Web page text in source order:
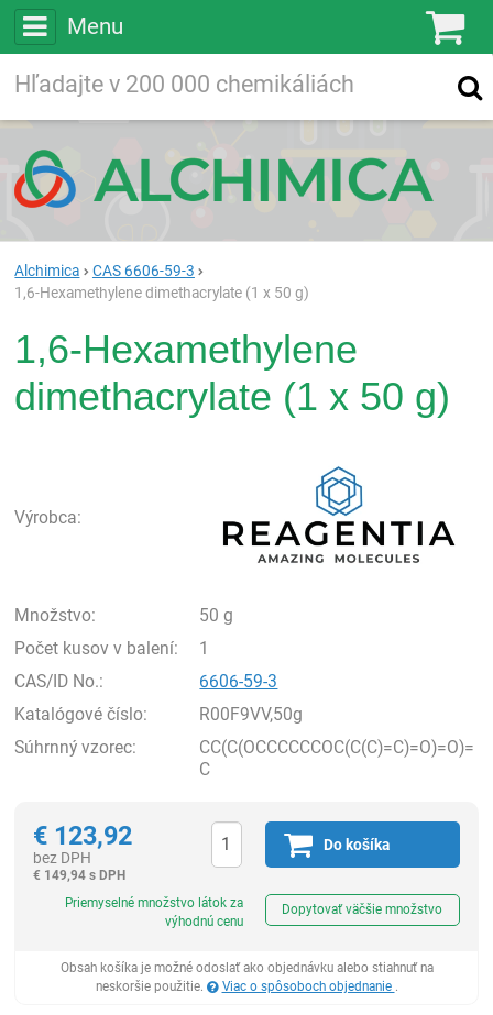
Menu
Vyhľadávanie
Alchimica
CAS 6606-59-3
1,6-Hexamethylene dimethacrylate (1 x 50 g)
1,6-Hexamethylene
dimethacrylate (1 x 50 g)
Výrobca:
Množstvo:
50 g
Počet kusov v balení:
1
CAS/ID No.:
6606-59-3
Katalógové číslo:
R00F9VV,50g
Súhrnný vzorec:
CC(C(OCCCCCCOC(C(C)=C)=O)=O)=
C
€ 123,92
bez DPH
€ 149,94 s DPH
Do košíka
Priemyselné množstvo látok za
výhodnú cenu
Dopytovať väčšie množstvo
Obsah košíka je možné odoslať ako objednávku alebo stiahnuť na
neskoršie použitie.
Viac o spôsoboch objednanie .